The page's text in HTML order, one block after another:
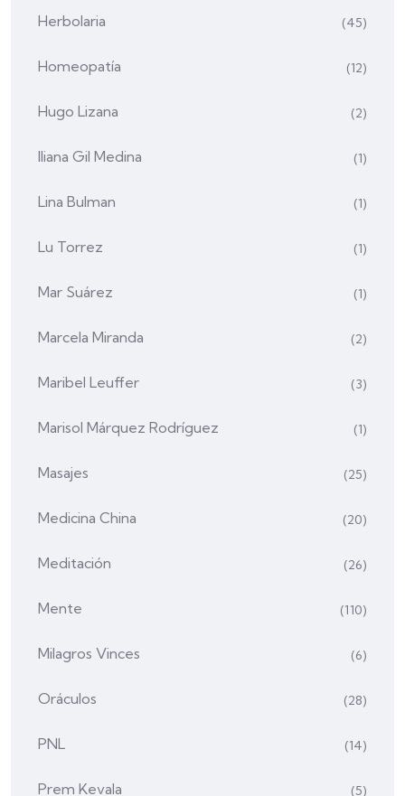
Herbolaria (45)
Homeopatía (12)
Hugo Lizana (2)
Iliana Gil Medina (1)
Lina Bulman (1)
Lu Torrez (1)
Mar Suárez (1)
Marcela Miranda (2)
Maribel Leuffer (3)
Marisol Márquez Rodríguez (1)
Masajes (25)
Medicina China (20)
Meditación (26)
Mente (110)
Milagros Vinces (6)
Oráculos (28)
PNL (14)
Prem Kevala (5)